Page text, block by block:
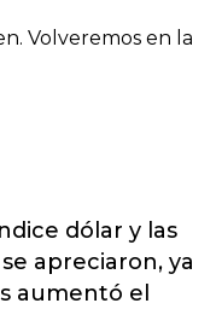
dólar y las
apreciaron, ya
aumentó el